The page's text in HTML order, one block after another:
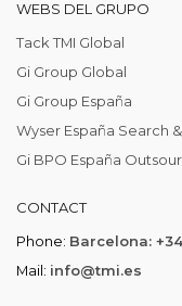
WEBS DEL GRUPO
Tack TMI Global
Gi Group Global
Gi Group España
Wyser España Search
Gi BPO España
CONTACT
Phone: Barcelona: +34
Mail: info@tmi.es